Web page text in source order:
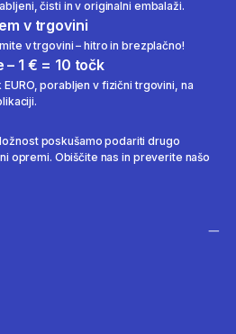
čisti in v originalni embalaži.
v trgovini
v trgovini – hitro in brezplačno!
1 € = 10 točk
porabljen v fizični trgovini, na
poskušamo podariti drugo
opremi. Obiščite nas in preverite našo